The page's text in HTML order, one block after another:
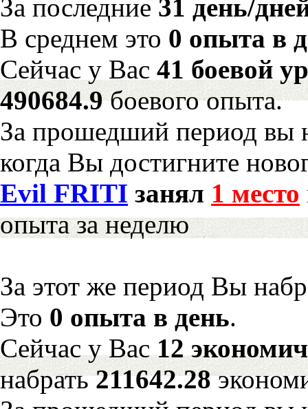
За последние 31 день/
В среднем это 0 опыта в
Сейчас у Вас 41 боевой
490684.9боевого опыта.
За прошедший период вы
когда Вы достигните
Evil FRITI занял 1 место
опыта за неделю
За этот же период Вы
Это 0 опыта в день.
Сейчас у Вас12
набрать211642.28